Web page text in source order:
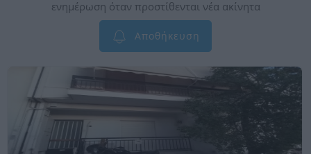
ενημέρωση όταν προστίθενται νέα ακίνητα
Αποθήκευση